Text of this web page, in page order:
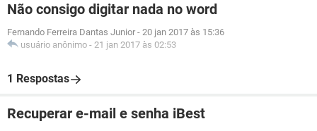
Não consigo digitar nada no word
Fernando Ferreira Dantas Junior - 20 jan 2017 às 15:36
usuário anônimo - 21 jan 2017 às 02:53
1 Respostas
Recuperar e-mail e senha iBest